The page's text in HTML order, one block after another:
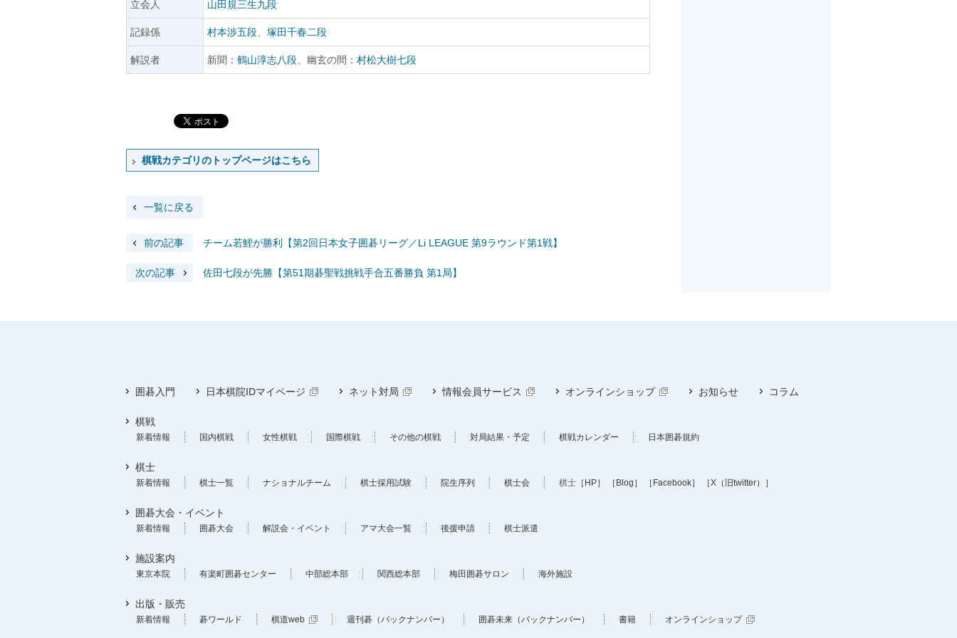
立会人 山田規三生九段
記録係 村本渉五段、 塚田千春二段
解説者 新聞： 鶴山淳志八段、幽玄の間： 村松大樹七段
棋戦カテゴリのトップページはこちら
一覧に戻る
前の記事 チーム若鯉が勝利【第2回日本女子囲碁リーグ／Li LEAGUE 第9ラウンド第1戦】
次の記事 佐田七段が先勝【第51期碁聖戦挑戦手合五番勝負 第1局】
囲碁入門 日本棋院IDマイページ ネット対局 情報会員サービス オンラインショップ お知らせ コラム
棋戦
新着情報 国内棋戦 女性棋戦 国際棋戦 その他の棋戦 対局結果・予定 棋戦カレンダー 日本囲碁規約
棋士
新着情報 棋士一覧 ナショナルチーム 棋士採用試験 院生序列 棋士会 棋士 ［HP］ ［Blog］ ［Facebook］ ［X（旧twitter）］
囲碁大会・イベント
新着情報 囲碁大会 解説会・イベント アマ大会一覧 後援申請 棋士派遣
施設案内
東京本院 有楽町囲碁センター 中部総本部 関西総本部 梅田囲碁サロン 海外施設
出版・販売
新着情報 碁ワールド 棋道web 週刊碁（バックナンバー） 囲碁未来（バックナンバー） 書籍 オンラインショップ